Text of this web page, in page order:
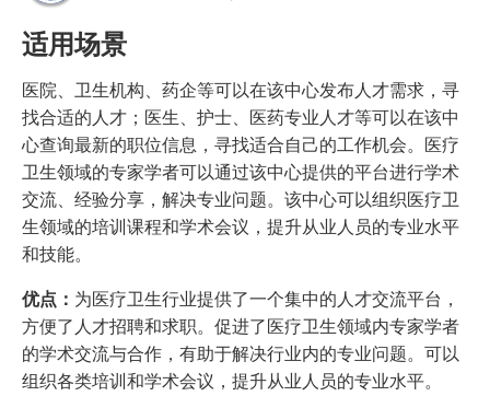
适用场景
医院、卫生机构、药企等可以在该中心发布人才需求，寻
找合适的人才；医生、护士、医药专业人才等可以在该中
心查询最新的职位信息，寻找适合自己的工作机会。医疗
卫生领域的专家学者可以通过该中心提供的平台进行学术
交流、经验分享，解决专业问题。该中心可以组织医疗卫
生领域的培训课程和学术会议，提升从业人员的专业水平
和技能。
优点： 为医疗卫生行业提供了一个集中的人才交流平台，
方便了人才招聘和求职。促进了医疗卫生领域内专家学者
的学术交流与合作，有助于解决行业内的专业问题。可以
组织各类培训和学术会议，提升从业人员的专业水平。